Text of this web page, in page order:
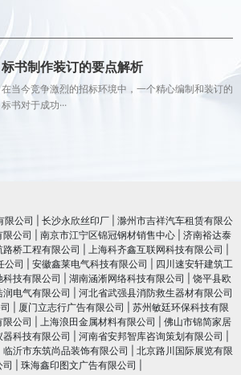
标书制作装订的要点解析
在当今竞争激烈的招标环境中，一个精心编制和装订的
标书对于成功···
限公司 长沙永欣丝印厂
滁州市吉祥汽车租赁有限公
公司 南京市江宁区锦冠钢材销售中心
济南裕达泰
路桥工程有限公司 上海科齐鑫互联网科技有限公司
公司
安徽鑫莱电气科技有限公司
四川速安轩建筑工
技有限公司 湖南涵淅网络科技有限公司
饶平县欧
润电⽓有限公司
河北省武强县消防救生器材有限公司
厦门立志行广告有限公司
苏州敏廷环保科技有限
限公司 上海浪田金属材料有限公司
佛山市锦简家居
器科技有限公司 河南省安邦智库咨询策划有限公司
临沂市东筑尚品装饰有限公司
北京路川国际展览有限
司 珠海鑫印图文广告有限公司